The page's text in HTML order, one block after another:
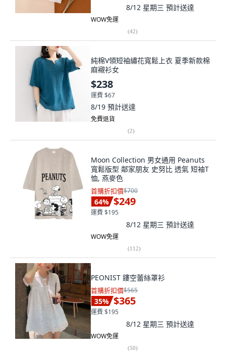
8/12 星期三 預計送達
WOW免運
(42)
純棉V領短袖繡花寬鬆上衣 夏季新款棉
麻襯衫女
$238
運費 $67
8/19 預計送達
免費退貨
(2)
Moon Collection 男女通用 Peanuts
寬鬆版型 鄰家朋友 史努比 透氣 短袖T
恤, 燕麥色
首購折扣價$700
64% $249
運費 $195
8/12 星期三 預計送達
WOW免運
(112)
PEONIST 鏤空蕾絲罩衫
首購折扣價$565
35% $365
運費 $195
8/12 星期三 預計送達
WOW免運
(50)